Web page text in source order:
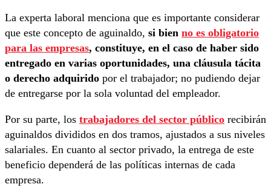
La experta laboral menciona que es importante considerar
que este concepto de aguinaldo, si bien no es obligatorio
para las empresas, constituye, en el caso de haber sido
entregado en varias oportunidades, una cláusula tácita
o derecho adquirido por el trabajador; no pudiendo dejar
de entregarse por la sola voluntad del empleador.
Por su parte, los trabajadores del sector público recibirán
aguinaldos divididos en dos tramos, ajustados a sus niveles
salariales. En cuanto al sector privado, la entrega de este
beneficio dependerá de las políticas internas de cada
empresa.